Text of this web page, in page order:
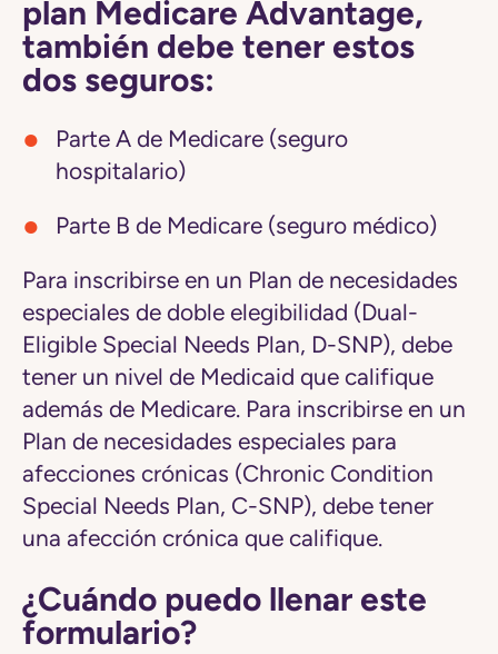
plan Medicare Advantage,
también debe tener estos
dos seguros:
Parte A de Medicare (seguro
hospitalario)
Parte B de Medicare (seguro médico)
Para inscribirse en un Plan de necesidades
especiales de doble elegibilidad (Dual-
Eligible Special Needs Plan, D-SNP), debe
tener un nivel de Medicaid que califique
además de Medicare. Para inscribirse en un
Plan de necesidades especiales para
afecciones crónicas (Chronic Condition
Special Needs Plan, C-SNP), debe tener
una afección crónica que califique.
¿Cuándo puedo llenar este
formulario?